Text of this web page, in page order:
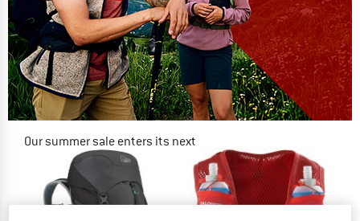
Our summer sale enters its next
NOW UP TO 50% OFF